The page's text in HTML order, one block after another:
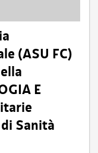
(ASU FC)
E
Sanità